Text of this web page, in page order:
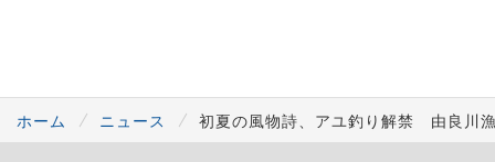
ホーム ニュース 初夏の風物詩、アユ釣り解禁 由良川